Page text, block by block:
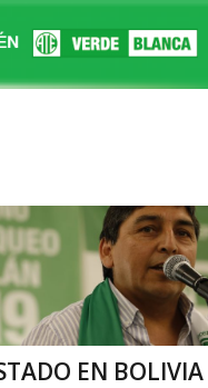
EN BOLIVIA